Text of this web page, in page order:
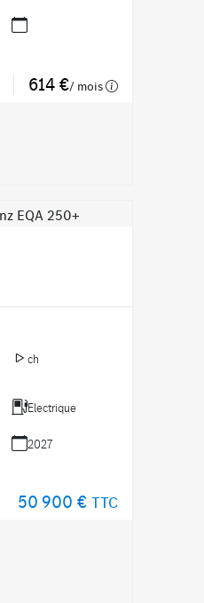
614 €/ mois
ch
Electrique
2027
50 900 € TTC